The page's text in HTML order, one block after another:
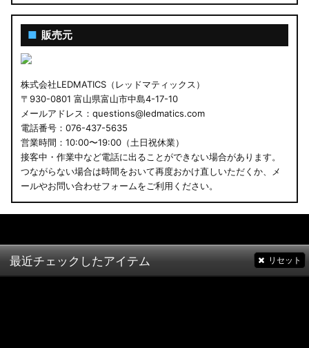
■ 販売元
株式会社LEDMATICS（レッドマティックス）
〒930-0801 富山県富山市中島4-17-10
メールアドレス：questions@ledmatics.com
電話番号：076-437-5635
営業時間：10:00〜19:00（土日祝休業）
接客中・作業中など電話に出ることができない場合があります。
つながらない場合は時間をおいて再度おかけ直しいただくか、メ
ールやお問い合わせフォームをご利用ください。
最近チェックしたアイテム リセット